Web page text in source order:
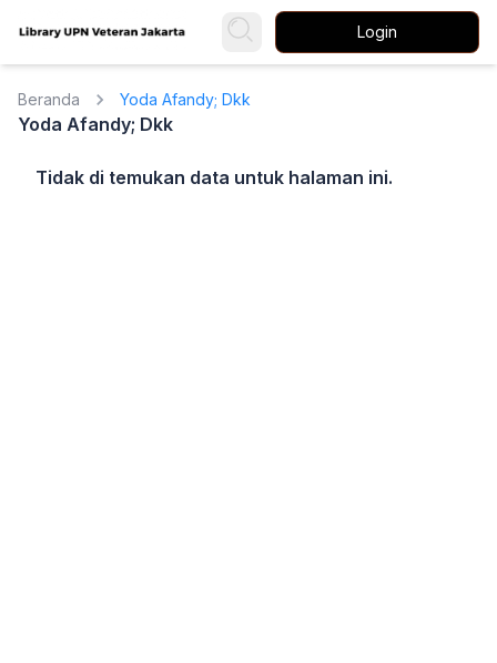
Login
Beranda Yoda Afandy; Dkk
Yoda Afandy; Dkk
Tidak di temukan data untuk halaman ini.